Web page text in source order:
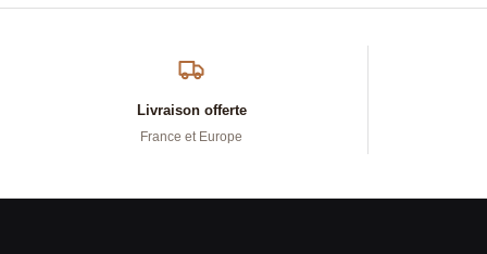
Livraison offerte
France et Europe